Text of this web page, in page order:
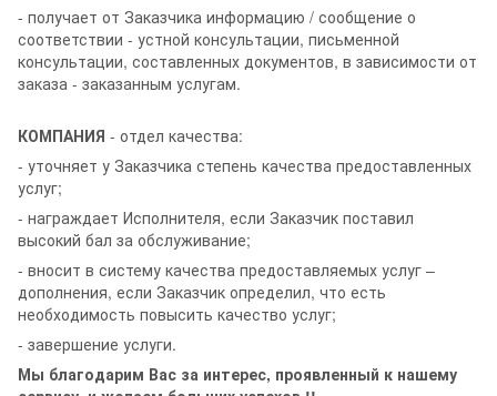
- получает от Заказчика информацию / сообщение о
соответствии - устной консультации, письменной
консультации, составленных документов, в зависимости от
заказа - заказанным услугам.
КОМПАНИЯ - отдел качества:
- уточняет у Заказчика степень качества предоставленных
услуг;
- награждает Исполнителя, если Заказчик поставил
высокий бал за обслуживание;
- вносит в систему качества предоставляемых услуг –
дополнения, если Заказчик определил, что есть
необходимость повысить качество услуг;
- завершение услуги.
Мы благодарим Вас за интерес, проявленный к нашему